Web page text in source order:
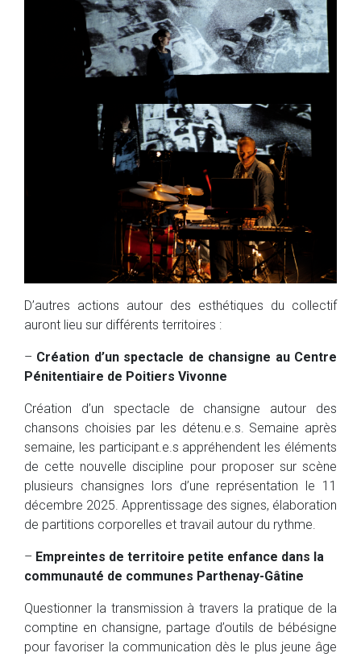
D’autres actions autour des esthétiques du collectif
auront lieu sur différents territoires :
– Création d’un spectacle de chansigne au Centre
Pénitentiaire de Poitiers Vivonne
Création d’un spectacle de chansigne autour des
chansons choisies par les détenu.e.s. Semaine après
semaine, les participant.e.s appréhendent les éléments
de cette nouvelle discipline pour proposer sur scène
plusieurs chansignes lors d’une représentation le 11
décembre 2025. Apprentissage des signes, élaboration
de partitions corporelles et travail autour du rythme.
– Empreintes de territoire petite enfance dans la
communauté de communes Parthenay-Gâtine
Questionner la transmission à travers la pratique de la
comptine en chansigne, partage d’outils de bébésigne
pour favoriser la communication dès le plus jeune âge